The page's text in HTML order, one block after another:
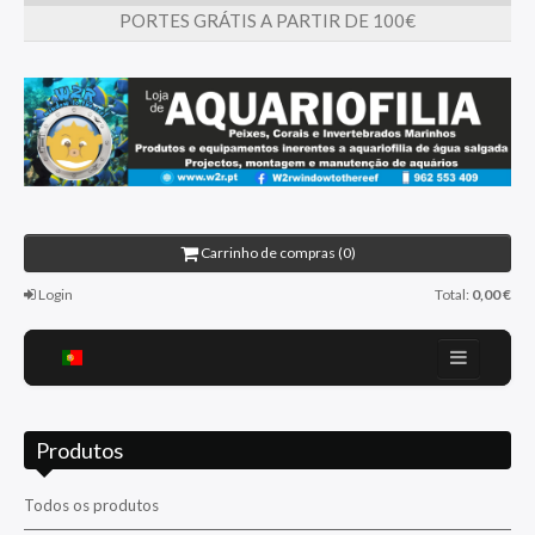
PORTES GRÁTIS A PARTIR DE 100€
Carrinho de compras (0)
Login Total: 0,00 €
Sobre nós
Promoções
Produtos
Todos os produtos